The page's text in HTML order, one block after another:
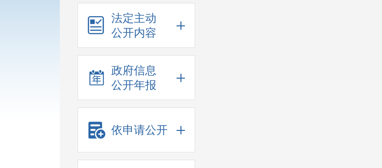
法定主动
公开内容
政府信息
公开年报
依申请公开